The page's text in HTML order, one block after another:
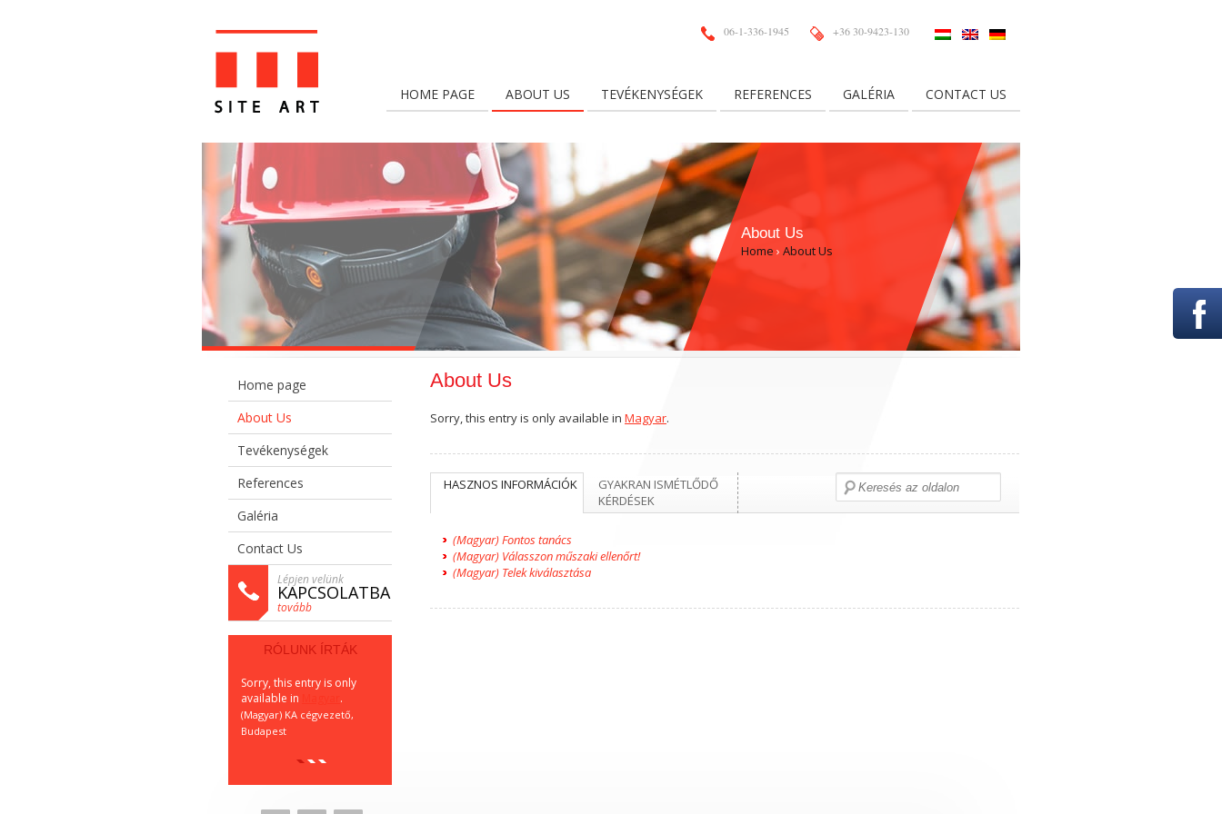
06-1-336-1945 +36 30-9423-130
HOME PAGE ABOUT US TEVÉKENYSÉGEK REFERENCES GALÉRIA CONTACT US
About Us
Home › About Us
Home page
About Us
Tevékenységek
References
Galéria
Contact Us
Lépjen velünk
KAPCSOLATBA
tovább
RÓLUNK ÍRTÁK
Sorry, this entry is only
available in
.
(Magyar) KA cégvezető,
Budapest
About Us
Sorry, this entry is only available in Magyar.
HASZNOS INFORMÁCIÓK
GYAKRAN ISMÉTLŐDŐ
KÉRDÉSEK
(Magyar) Fontos tanács
(Magyar) Válasszon műszaki ellenőrt!
(Magyar) Telek kiválasztása